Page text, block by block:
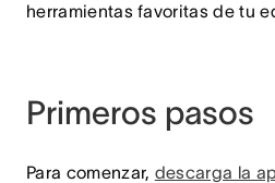
herramientas favoritas de tu
Primeros pasos
Para comenzar, descarga la